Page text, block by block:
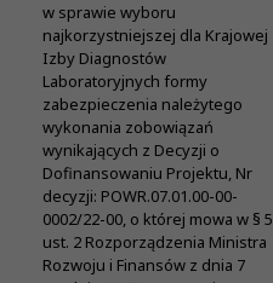
w sprawie wyboru
najkorzystniejszej dla Krajowej
Izby Diagnostów
Laboratoryjnych formy
zabezpieczenia należytego
wykonania zobowiązań
wynikających z Decyzji o
Dofinansowaniu Projektu, Nr
decyzji: POWR.07.01.00-00-
0002/22-00, o której mowa w § 5
ust. 2 Rozporządzenia Ministra
Rozwoju i Finansów z dnia 7